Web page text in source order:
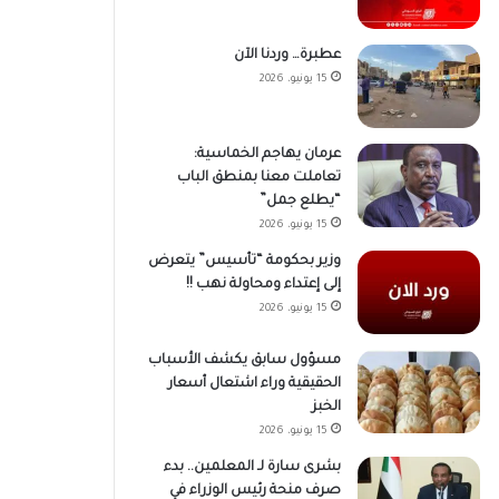
عطبرة… وردنا الآن
15 يونيو، 2026
عرمان يهاجم الخماسية:
تعاملت معنا بمنطق الباب
“يطلع جمل”
15 يونيو، 2026
وزير بحكومة “تأسيس” يتعرض
إلى إعتداء ومحاولة نهب !!
15 يونيو، 2026
مسؤول سابق يكشف الأسباب
الحقيقية وراء اشتعال أسعار
الخبز
15 يونيو، 2026
بشرى سارة لـ المعلمين.. بدء
صرف منحة رئيس الوزراء في